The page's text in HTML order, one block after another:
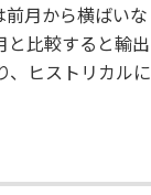
月から横ばいな
と比較すると輸出
、ヒストリカルに